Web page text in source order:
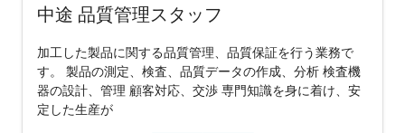
中途 品質管理スタッフ
加工した製品に関する品質管理、品質保証を行う業務で
す。 製品の測定、検査、品質データの作成、分析 検査機
器の設計、管理 顧客対応、交渉 専門知識を身に着け、安
定した生産が